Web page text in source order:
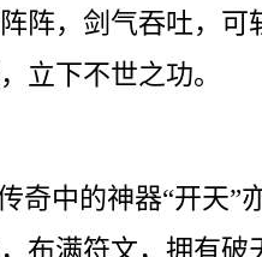
阵，剑气吞吐，可
立下不世之功。
奇中的神器“开天”
布满符文，拥有破